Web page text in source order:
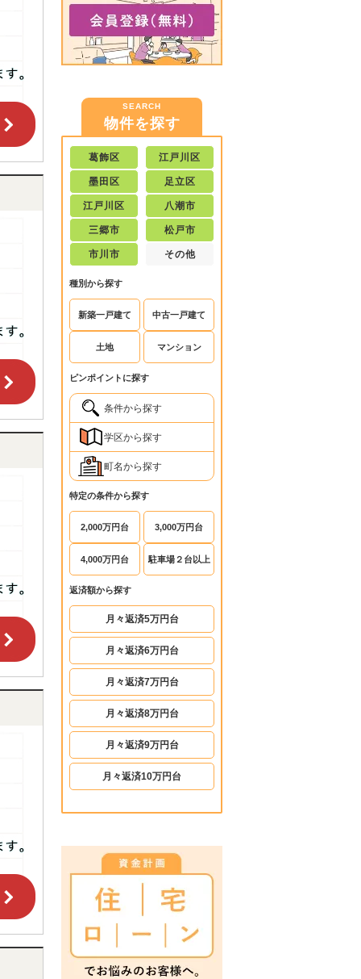
SEARCH
物件を探す
葛飾区 江戸川区
墨田区 足立区
江戸川区 八潮市
三郷市 松戸市
市川市 その他
種別から探す
新築一戸建て 中古一戸建て
土地 マンション
ピンポイントに探す
条件から探す
学区から探す
町名から探す
特定の条件から探す
2,000万円台 3,000万円台
4,000万円台 駐車場２台以上
返済額から探す
月々返済5万円台
月々返済6万円台
月々返済7万円台
月々返済8万円台
月々返済9万円台
月々返済10万円台